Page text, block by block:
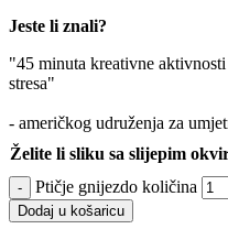
Jeste li znali?
"45 minuta kreativne
stresa"
- američkog udruženja za
Želite li sliku sa slijepim
Ptičje gnijezdo količina
Dodaj u košaricu